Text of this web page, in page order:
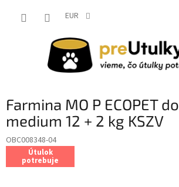
EUR
Farmina MO P ECOPET
medium 12 + 2 kg KSZV
OBC008348-04
Útulok
potrebuje